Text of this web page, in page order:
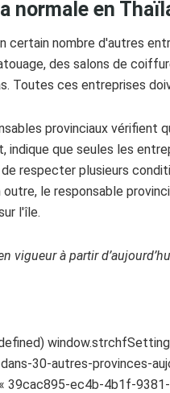
normale en
certain nombre d'autres
des salons de
Toutes ces entreprises
provinciaux
indique que seules les
respecter plusieurs
outre, le responsable
l'île.
vigueur à partir
30-autres-provinces-
39cac895-ec4b-4b1f-